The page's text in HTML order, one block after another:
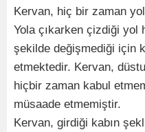
Kervan, hiç bir zaman
Yola çıkarken çizdiği yol
şekilde değişmediği için
etmektedir. Kervan,
hiçbir zaman kabul
müsaade etmemiştir.
Kervan, girdiği kabın